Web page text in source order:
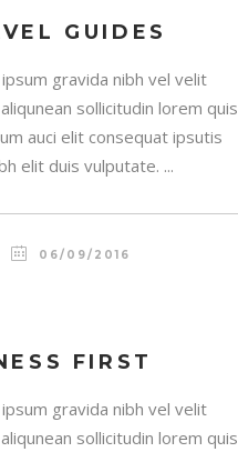
GUIDES
gravida nibh vel velit
sollicitudin lorem quis
auci elit consequat ipsutis
elit duis vulputate. ...
06/09/2016
FIRST
gravida nibh vel velit
sollicitudin lorem quis